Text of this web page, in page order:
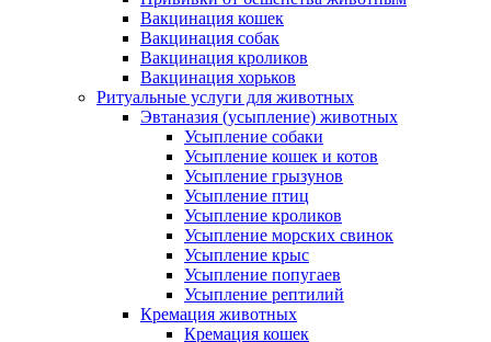
Вакцинация кошек
Вакцинация собак
Вакцинация кроликов
Вакцинация хорьков
Ритуальные услуги для животных
Эвтаназия (усыпление) животных
Усыпление собаки
Усыпление кошек и котов
Усыпление грызунов
Усыпление птиц
Усыпление кроликов
Усыпление морских свинок
Усыпление крыс
Усыпление попугаев
Усыпление рептилий
Кремация животных
Кремация кошек